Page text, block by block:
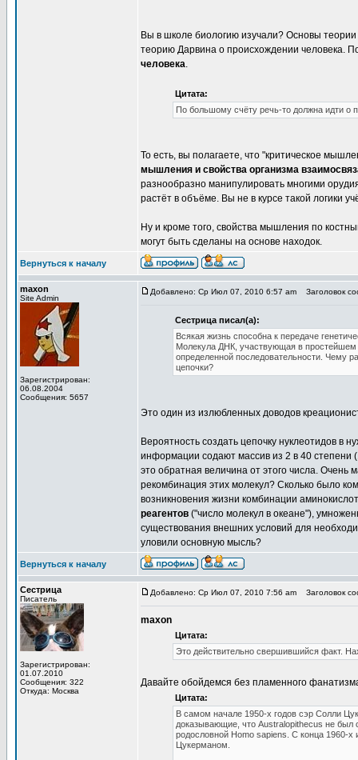
Вы в школе биологию изучали? Основы
теорию Дарвина о происхождении человека.
человека.
Цитата:
По большому счёту речь-то должна идти о
То есть, вы полагаете, что "критическое
мышления и свойства организма
разнообразно манипулировать многими
растёт в объёме. Вы не в курсе такой логики
Ну и кроме того, свойства мышления по
могут быть сделаны на основе находок.
Вернуться к началу
maxon
Site Admin
Зарегистрирован:
06.08.2004
Сообщения: 5657
Добавлено: Ср Июл 07, 2010 6:57 am Заголовок
Сестрица писал(а):
Всякая жизнь способна к передаче
Молекула ДНК, участвующая в простейшем
определенной последовательности. Чему
цепочки?
Это один из излюбленных доводов
Вероятность создать цепочку нуклеотидов в
информации содают массив из 2 в 40 степени
это обратная величина от этого числа. Очень
рекомбинация этих молекул? Сколько было
возникновения жизни комбинации
реагентов ("число молекул в океане"),
существования внешних условий для
уловили основную мысль?
Вернуться к началу
Сестрица
Писатель
Зарегистрирован:
01.07.2010
Сообщения: 322
Откуда: Москва
Добавлено: Ср Июл 07, 2010 7:56 am Заголовок
maxon
Цитата:
Это действительно свершившийся факт.
Давайте обойдемся без пламенного
Цитата:
В самом начале 1950-х годов сэр Солли
доказывающие, что Australopithecus не был
родословной Homo sapiens. С конца 1960-х
Цукерманом.